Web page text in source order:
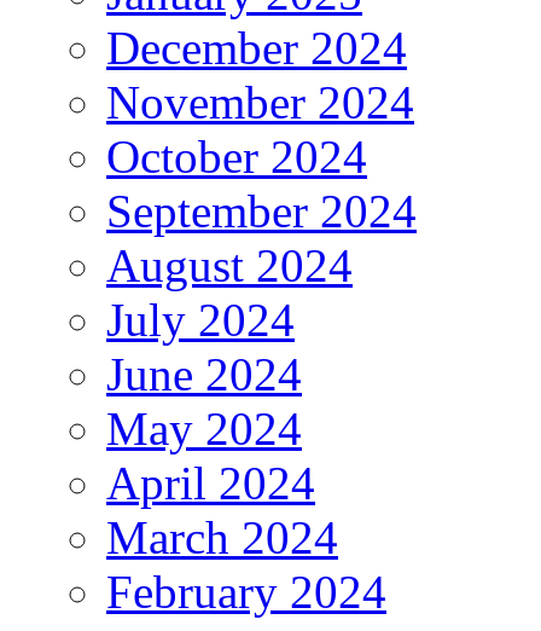
December 2024
November 2024
October 2024
September 2024
August 2024
July 2024
June 2024
May 2024
April 2024
March 2024
February 2024